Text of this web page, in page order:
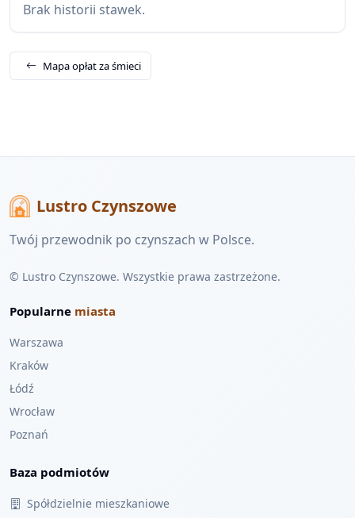
Brak historii stawek.
Mapa opłat za śmieci
Lustro Czynszowe
Twój przewodnik po czynszach w Polsce.
© Lustro Czynszowe. Wszystkie prawa zastrzeżone.
Popularne miasta
Warszawa
Kraków
Łódź
Wrocław
Poznań
Baza podmiotów
Spółdzielnie mieszkaniowe